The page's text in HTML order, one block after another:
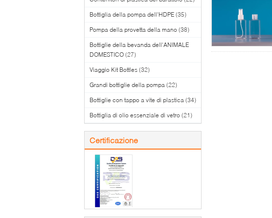
Bottiglia della pompa dell'HDPE (35)
Pompa della provetta della mano (38)
Bottiglie della bevanda dell'ANIMALE
DOMESTICO (27)
Viaggio Kit Bottles (32)
Grandi bottiglie della pompa (22)
Bottiglie con tappo a vite di plastica (34)
Bottiglia di olio essenziale di vetro (21)
Certificazione